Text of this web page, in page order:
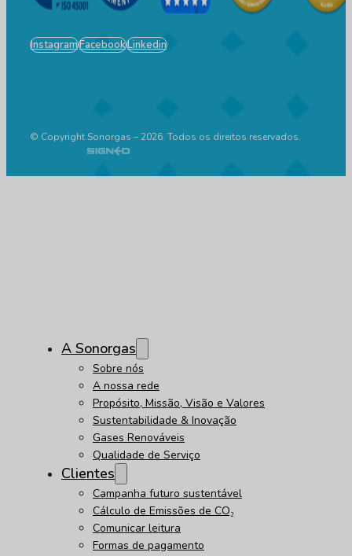
InstagramFacebookLinkedin
© Copyright Sonorgas – 2026. Todos os direitos reservados.
A Sonorgas
Sobre nós
A nossa rede
Propósito, Missão, Visão e Valores
Sustentabilidade & Inovação
Gases Renováveis
Qualidade de Serviço
Clientes
Campanha futuro sustentável
Cálculo de Emissões de CO₂
Comunicar leitura
Formas de pagamento